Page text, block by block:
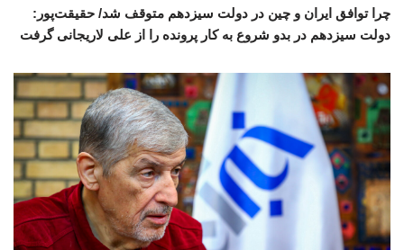
چرا توافق ایران و چین در دولت سیزدهم متوقف شد/ حقیقت‌پور:
دولت سیزدهم در بدو شروع به کار پرونده را از علی لاریجانی گرفت